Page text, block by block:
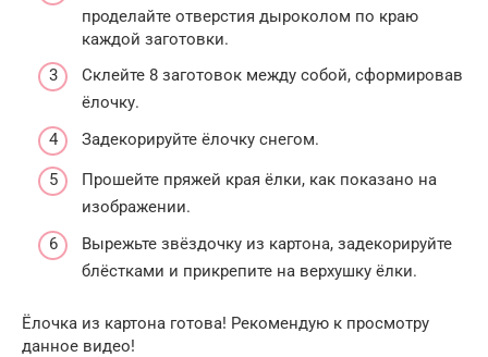
проделайте отверстия дыроколом по краю
каждой заготовки.
Склейте 8 заготовок между собой, сформировав
ёлочку.
Задекорируйте ёлочку снегом.
Прошейте пряжей края ёлки, как показано на
изображении.
Вырежьте звёздочку из картона, задекорируйте
блёстками и прикрепите на верхушку ёлки.
Ёлочка из картона готова! Рекомендую к просмотру
данное видео!